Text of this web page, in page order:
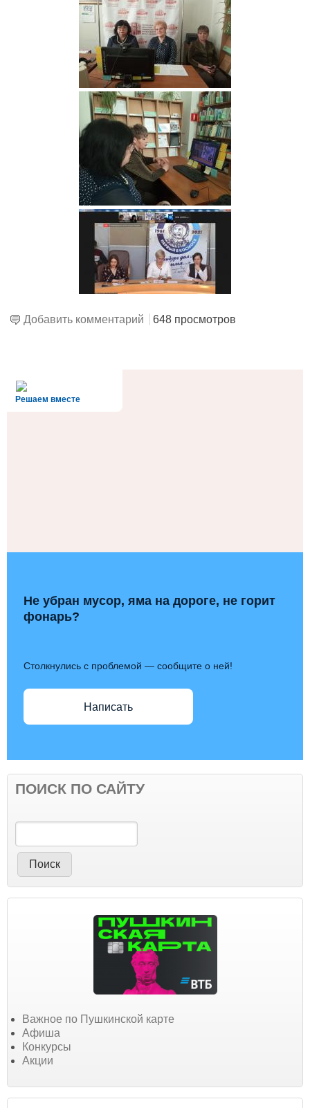
Добавить комментарий 648 просмотров
Решаем вместе
Не убран мусор, яма на дороге, не горит
фонарь?
Столкнулись с проблемой — сообщите о ней!
Написать
ПОИСК ПО САЙТУ
Поиск
Важное по Пушкинской карте
Афиша
Конкурсы
Акции